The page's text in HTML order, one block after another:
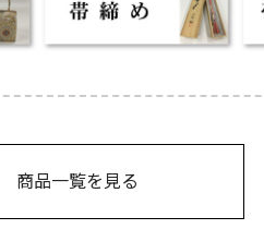
商品一覧を見る